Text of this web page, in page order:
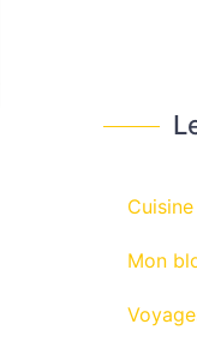
Mon